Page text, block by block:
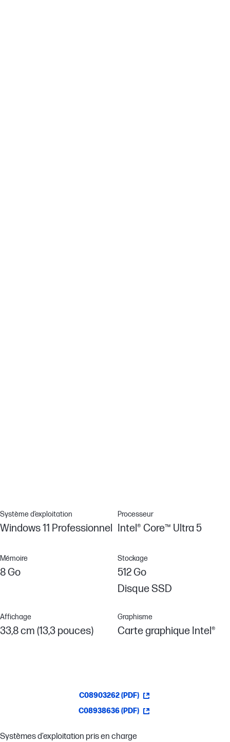
Système d’exploitation
Windows 11 Professionnel
Processeur
Intel® Core™ Ultra 5
Mémoire
8 Go
Stockage
512 Go
Disque SSD
Affichage
33,8 cm (13,3 pouces)
Graphisme
Carte graphique Intel®
C08903262 (PDF)
C08938636 (PDF)
Systèmes d’exploitation pris en charge